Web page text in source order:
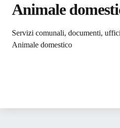
Animale
Dettagli
Servizi comunali, documenti,
Animale domestico